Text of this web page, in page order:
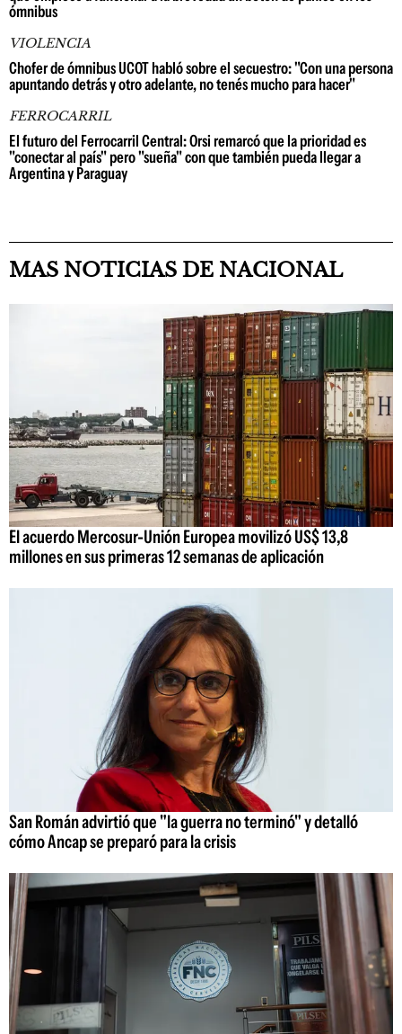
ómnibus
VIOLENCIA
Chofer de ómnibus UCOT habló sobre el secuestro: "Con una persona
apuntando detrás y otro adelante, no tenés mucho para hacer"
FERROCARRIL
El futuro del Ferrocarril Central: Orsi remarcó que la prioridad es
"conectar al país" pero "sueña" con que también pueda llegar a
Argentina y Paraguay
MAS NOTICIAS DE NACIONAL
El acuerdo Mercosur-Unión Europea movilizó US$ 13,8
millones en sus primeras 12 semanas de aplicación
San Román advirtió que "la guerra no terminó" y detalló
cómo Ancap se preparó para la crisis